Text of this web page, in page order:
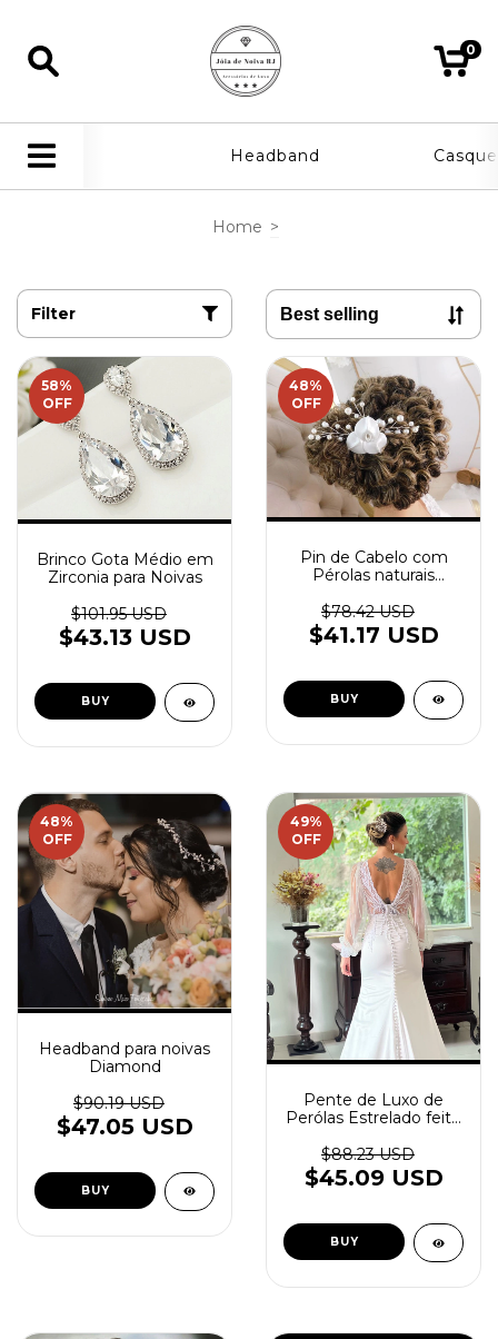
0
Headband
Home >
Filter
58%
OFF
Brinco Gota Médio em
Zirconia para Noivas
$101.95 USD
$43.13 USD
48%
OFF
Pin de Cabelo com
Pérolas naturais
fria
$78.42 USD
$41.17 USD
BUY
48%
OFF
Headband para noivas
Diamond
$90.19 USD
$47.05 USD
49%
OFF
Pente de Luxo de
Perólas Estrelado feito
$88.23 USD
$45.09 USD